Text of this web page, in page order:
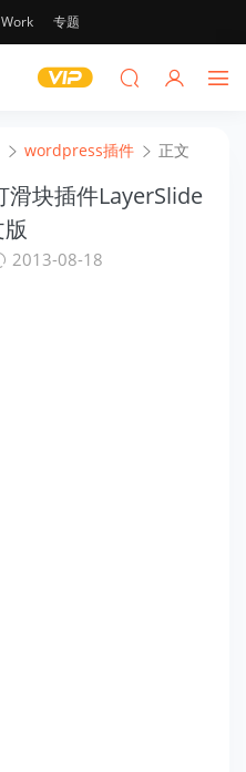
专题
wordpress插件 正文
块插件LayerSlide
2013-08-18